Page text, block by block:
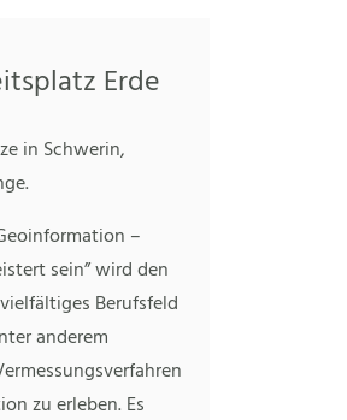
Erde
in Schwerin,
–
sein” wird den
Berufsfeld
anderem
zu erleben. Es